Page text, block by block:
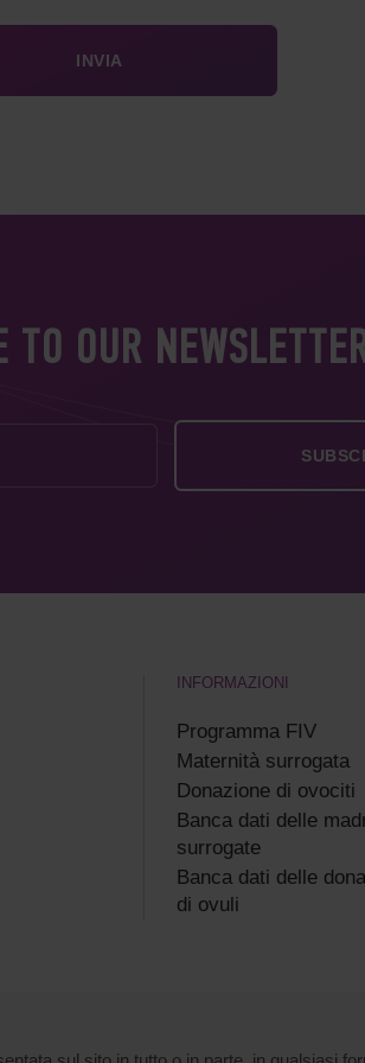
TO OUR
INFORMAZIONI
Programma FIV
Maternità surrogata
Donazione di ovociti
Banca dati delle
surrogate
Banca dati delle
di ovuli